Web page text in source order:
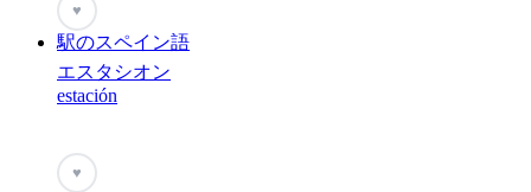
♥
駅のスペイン語
エスタシオン
estación
♥